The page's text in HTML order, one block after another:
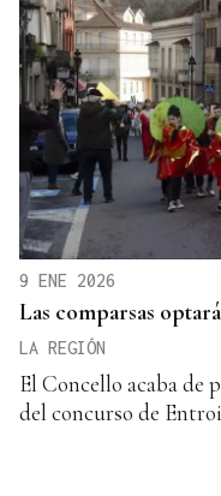
9 ENE 2026
Las comparsas
LA REGIÓN
El Concello acaba de
del concurso de